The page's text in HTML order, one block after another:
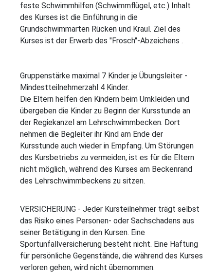
feste Schwimmhilfen (Schwimmflügel, etc.) Inhalt
des Kurses ist die Einführung in die
Grundschwimmarten Rücken und Kraul. Ziel des
Kurses ist der Erwerb des "Frosch"-Abzeichens .
Gruppenstärke maximal 7 Kinder je Übungsleiter -
Mindestteilnehmerzahl 4 Kinder.
Die Eltern helfen den Kindern beim Umkleiden und
übergeben die Kinder zu Beginn der Kursstunde an
der Regiekanzel am Lehrschwimmbecken. Dort
nehmen die Begleiter ihr Kind am Ende der
Kursstunde auch wieder in Empfang. Um Störungen
des Kursbetriebs zu vermeiden, ist es für die Eltern
nicht möglich, während des Kurses am Beckenrand
des Lehrschwimmbeckens zu sitzen.
VERSICHERUNG - Jeder Kursteilnehmer trägt selbst
das Risiko eines Personen- oder Sachschadens aus
seiner Betätigung in den Kursen. Eine
Sportunfallversicherung besteht nicht. Eine Haftung
für persönliche Gegenstände, die während des Kurses
verloren gehen, wird nicht übernommen.